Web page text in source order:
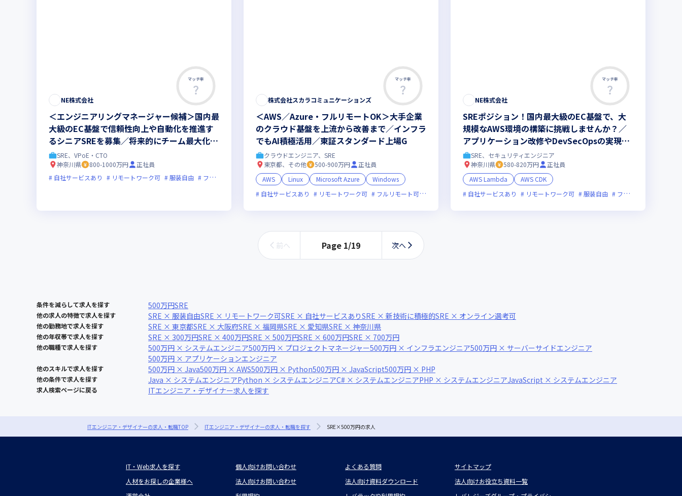
マッチ率
NE株式会社
＜エンジニアリングマネージャー候補＞国内最
大級のEC基盤で信頼性向上や自動化を推進す
るシニアSREを募集／将来的にチーム最大化を
担当するマネージャーへのキャリアアップを期
待するポジションです
SRE、VPoE・CTO
神奈川県
800-1000万円
正社員
自社サービスあり
リモートワーク可 服装自由 フレックス制度あり 新技術に積極的 ベンチャー企業 残業月20時間未満 女性エンジニアが活躍中
マッチ率
株式会社スカラコミュニケーションズ
＜AWS／Azure・フルリモートOK＞大手企業
のクラウド基盤を上流から改善まで／インフラ
でもAI積極活用／東証スタンダード上場G
クラウドエンジニア、SRE
東京都、その他
500-900万円
正社員
AWS
Linux Microsoft Azure
Windows
自社サービスあり
リモートワーク可 フルリモート可 オンライン選考可 新規立ち上げ 新技術に積極的 残業月20時間未満
マッチ率
NE株式会社
SREポジション！国内最大級のEC基盤で、大
規模なAWS環境の構築に挑戦しませんか？／
アプリケーション改修やDevSecOpsの実現に
も深く関与し、SREとして幅広い領域で活躍で
きる環境です！
SRE、セキュリティエンジニア
神奈川県
580-820万円
正社員
AWS Lambda
AWS CDK
自社サービスあり
リモートワーク可 服装自由 フレックス制度あり
前へ Page 1/19 次へ
条件を減らして求人を探す 500万円SRE
他の求人の特徴で求人を探す SRE × 服装自由SRE × リモートワーク可SRE × 自社サービスありSRE × 新技術に積極的SRE × オンライン選考可
他の勤務地で求人を探す SRE × 東京都SRE × 大阪府SRE × 福岡県SRE × 愛知県SRE × 神奈川県
他の年収帯で求人を探す SRE × 300万円SRE × 400万円SRE × 500万円SRE × 600万円SRE × 700万円
他の職種で求人を探す 500万円 × システムエンジニア500万円 × プロジェクトマネージャー500万円 × インフラエンジニア500万円 × サーバーサイドエンジニア
500万円 × アプリケーションエンジニア
他のスキルで求人を探す 500万円 × Java500万円 × AWS500万円 × Python500万円 × JavaScript500万円 × PHP
他の条件で求人を探す Java × システムエンジニアPython × システムエンジニアC# × システムエンジニアPHP × システムエンジニアJavaScript × システムエンジニア
求人検索ページに戻る ITエンジニア・デザイナー求人を探す
ITエンジニア・デザイナーの求人・転職TOP ITエンジニア・デザイナーの求人・転職を探す SRE×500万円の求人
IT・Web求人を探す 個人向けお問い合わせ よくある質問
サイトマップ
人材をお探しの企業様へ
法人向けお問い合わせ 法人向け資料ダウンロード
法人向けお役立ち資料一覧